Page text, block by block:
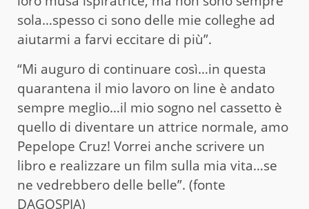
sola…spesso ci sono delle mie colleghe ad
aiutarmi a farvi eccitare di più”.
“Mi auguro di continuare così…in questa
quarantena il mio lavoro on line è andato
sempre meglio…il mio sogno nel cassetto è
quello di diventare un attrice normale, amo
Pepelope Cruz! Vorrei anche scrivere un
libro e realizzare un film sulla mia vita…se
ne vedrebbero delle belle”. (fonte
DAGOSPIA)